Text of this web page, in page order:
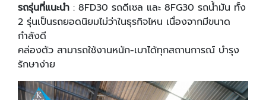
รถรุ่นที่แนะนํา : 8FD30 รถดีเซล และ 8FG30 รถนํ้ามัน ทั้ง
2 รุ่นเป็นรถยอดนิยมไม่ว่าในธุรกิจไหน เนื่องจากมีขนาด
กำลังดี
คล่องตัว สามารถใช้งานหนัก-เบาได้ทุกสถานการณ์ บํารุง
รักษาง่าย